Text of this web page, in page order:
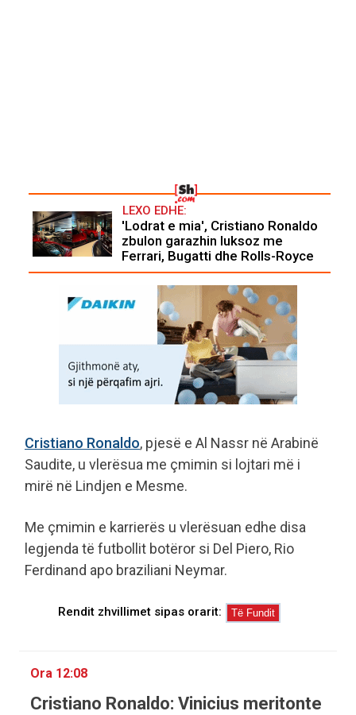
LEXO EDHE:
'Lodrat e mia', Cristiano Ronaldo
zbulon garazhin luksoz me
Ferrari, Bugatti dhe Rolls-Royce
Cristiano Ronaldo, pjesë e Al Nassr në Arabinë
Saudite, u vlerësua me çmimin si lojtari më i
mirë në Lindjen e Mesme.
Me çmimin e karrierës u vlerësuan edhe disa
legjenda të futbollit botëror si Del Piero, Rio
Ferdinand apo braziliani Neymar.
Rendit zhvillimet sipas orarit:
Ora 12:08
Cristiano Ronaldo: Vinicius meritonte